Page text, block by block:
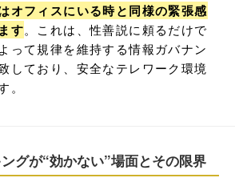
オフィスにいる時と同様の緊張感
す。これは、性善説に頼るだけで
って規律を維持する情報ガバナン
しており、安全なテレワーク環境
。
グが“効かない”場面とその限界